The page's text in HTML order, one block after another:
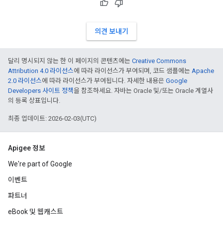
의견 보내기
달리 명시되지 않는 한 이 페이지의 콘텐츠에는 Creative Commons
Attribution 4.0 라이선스에 따라 라이선스가 부여되며, 코드 샘플에는 Apache
2.0 라이선스에 따라 라이선스가 부여됩니다. 자세한 내용은 Google
Developers 사이트 정책을 참조하세요. 자바는 Oracle 및/또는 Oracle 계열사
의 등록 상표입니다.
최종 업데이트: 2026-02-03(UTC)
Apigee 정보
We're part of Google
이벤트
파트너
eBook 및 웹캐스트